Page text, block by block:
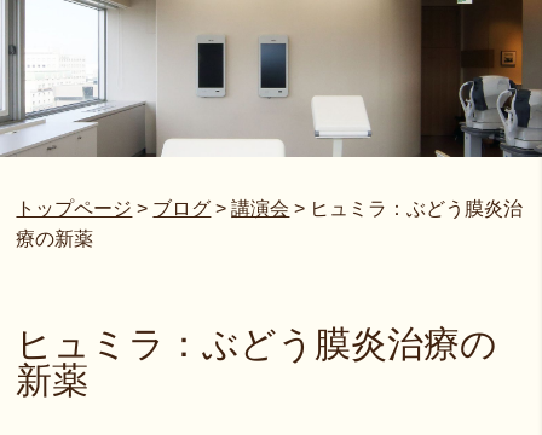
トップページ > ブログ >講演会 > ヒュミラ：ぶどう膜炎治
療の新薬
ヒュミラ：ぶどう膜炎治療の
新薬